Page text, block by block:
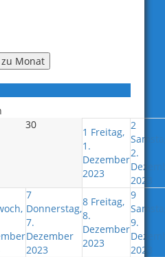
zu Monat
30
1 Freitag,
1.
Dezember
2023
2
2.
2023
7
Donnerstag,
7.
Dezember
2023
8 Freitag,
8.
Dezember
2023
9
9.
2023